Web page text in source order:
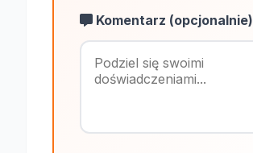
Komentarz (opcjonalnie)